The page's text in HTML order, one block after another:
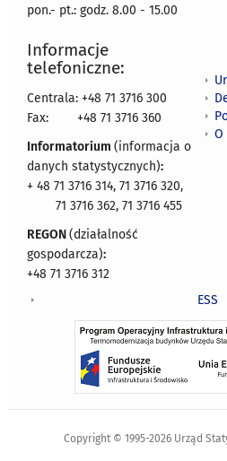
pon.- pt.: godz. 8.00 - 15.00
Informacje
telefoniczne:
Centrala: +48 71 3716 300
Fax:
+48 71 3716 360
Informatorium (informacja o
danych statystycznych):
+ 48 71 3716 314, 71 3716 320,
71 3716 362, 71 3716 455
REGON(działalność
gospodarcza):
+48 71 3716 312
O
ESS
Copyright © 1995-2026 Urząd